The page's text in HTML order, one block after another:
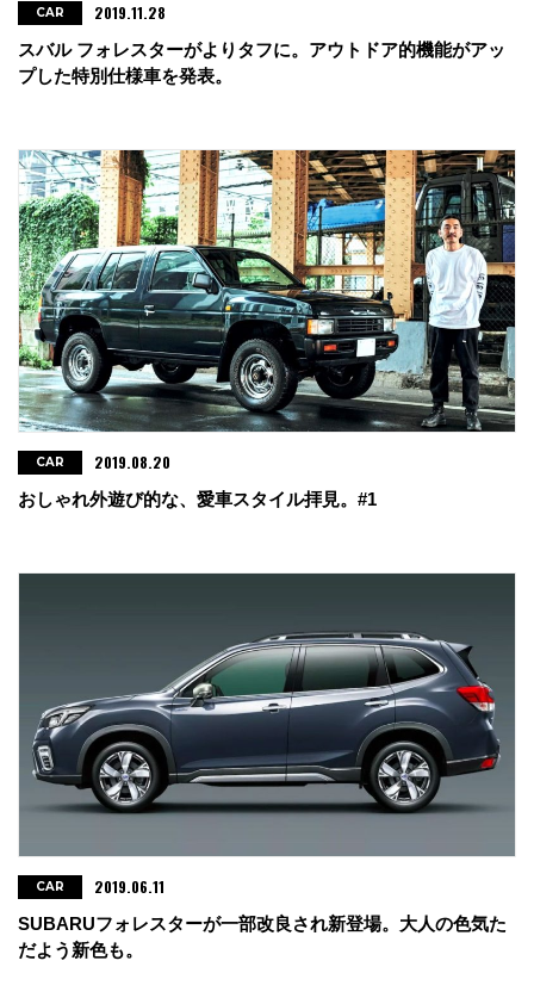
スバル フォレスターがよりタフに。アウトドア的機能がアッ
プした特別仕様車を発表。
CAR 2019.11.28
おしゃれ外遊び的な、愛車スタイル拝見。#1
CAR 2019.08.20
SUBARUフォレスターが一部改良され新登場。大人の色気た
だよう新色も。
CAR 2019.06.11